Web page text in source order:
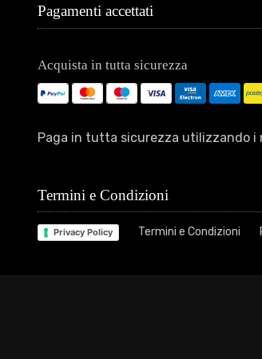
Pagamenti accettati
Acquista in tutta sicurezza
Paga in tutta sicurezza utilizzando i
Termini e Condizioni
Privacy Policy Termini e Condizioni